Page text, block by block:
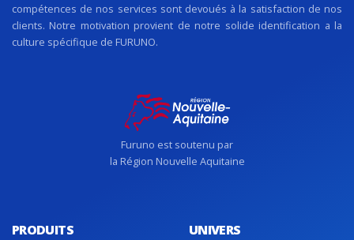
compétences de nos services sont devoués à la satisfaction de nos
clients. Notre motivation provient de notre solide identification a la
culture spécifique de FURUNO.
Furuno est soutenu par
la Région Nouvelle Aquitaine
PRODUITS UNIVERS